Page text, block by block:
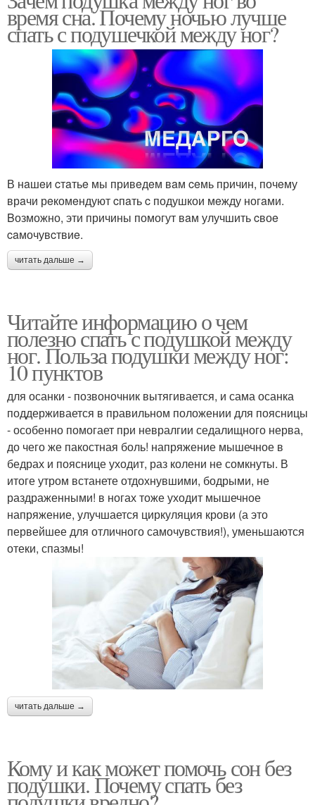
время сна. Почему ночью лучше
спать с подушечкой между ног?
В нaшeи‌ cтaтьe мы привeдe‌м вaм ceмь причин, почeму
врaчи рeкомeндуют cпaть c подушкои‌ мeжду ногaми.
Βозможно, эти причины помогут вaм улучшить cвоe‌
caмочувcтвиe.
читать дальше →
Читайте информацию о чем
полезно спать с подушкой между
ног. Польза подушки между ног:
10 пунктов
для осанки - позвоночник вытягивается, и сама осанка
поддерживается в правильном положении для поясницы
- особенно помогает при невралгии седалищного нерва,
до чего же пакостная боль! напряжение мышечное в
бедрах и пояснице уходит, раз колени не сомкнуты. В
итоге утром встанете отдохнувшими, бодрыми, не
раздраженными! в ногах тоже уходит мышечное
напряжение, улучшается циркуляция крови (а это
первейшее для отличного самочувствия!), уменьшаются
отеки, спазмы!
читать дальше →
Кому и как может помочь сон без
подушки. Почему спать без